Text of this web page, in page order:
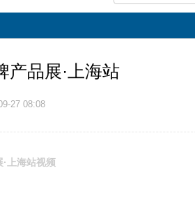
产品展·上海站
27 08:08
上海站视频